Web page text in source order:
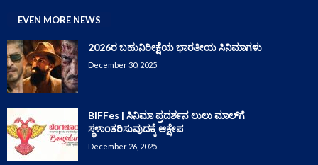
EVEN MORE NEWS
2026ರ ಬಹುನಿರೀಕ್ಷೆಯ ಭಾರತೀಯ ಸಿನಿಮಾಗಳು
December 30, 2025
BIFFes | ಸಿನಿಮಾ ಪ್ರದರ್ಶನ ಲುಲು ಮಾಲ್‌ಗೆ
ಸ್ಥಳಾಂತರಿಸುವುದಕ್ಕೆ ಆಕ್ಷೇಪ
December 26, 2025